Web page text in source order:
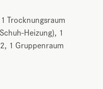
Trocknungsraum
Heizung), 1
1 Gruppenraum